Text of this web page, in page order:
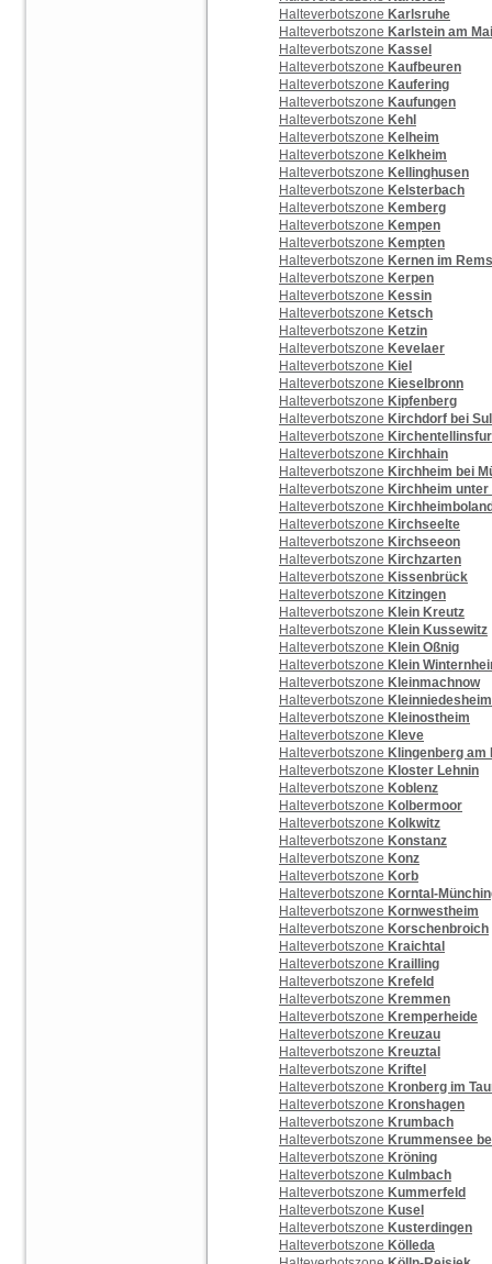
Halteverbotszone Karlsruhe
Halteverbotszone Karlstein am
Halteverbotszone Kassel
Halteverbotszone Kaufbeuren
Halteverbotszone Kaufering
Halteverbotszone Kaufungen
Halteverbotszone Kehl
Halteverbotszone Kelheim
Halteverbotszone Kelkheim
Halteverbotszone Kellinghusen
Halteverbotszone Kelsterbach
Halteverbotszone Kemberg
Halteverbotszone Kempen
Halteverbotszone Kempten
Halteverbotszone Kernen im
Halteverbotszone Kerpen
Halteverbotszone Kessin
Halteverbotszone Ketsch
Halteverbotszone Ketzin
Halteverbotszone Kevelaer
Halteverbotszone Kiel
Halteverbotszone Kieselbronn
Halteverbotszone Kipfenberg
Halteverbotszone Kirchdorf bei
Halteverbotszone
Halteverbotszone Kirchhain
Halteverbotszone Kirchheim bei
Halteverbotszone Kirchheim unter
Halteverbotszone
Halteverbotszone Kirchseelte
Halteverbotszone Kirchseeon
Halteverbotszone Kirchzarten
Halteverbotszone Kissenbrück
Halteverbotszone Kitzingen
Halteverbotszone Klein Kreutz
Halteverbotszone Klein Kussewitz
Halteverbotszone Klein Oßnig
Halteverbotszone Klein
Halteverbotszone Kleinmachnow
Halteverbotszone Kleinniedesheim
Halteverbotszone Kleinostheim
Halteverbotszone Kleve
Halteverbotszone Klingenberg am
Halteverbotszone Kloster Lehnin
Halteverbotszone Koblenz
Halteverbotszone Kolbermoor
Halteverbotszone Kolkwitz
Halteverbotszone Konstanz
Halteverbotszone Konz
Halteverbotszone Korb
Halteverbotszone Korntal-
Halteverbotszone Kornwestheim
Halteverbotszone Korschenbroich
Halteverbotszone Kraichtal
Halteverbotszone Krailling
Halteverbotszone Krefeld
Halteverbotszone Kremmen
Halteverbotszone Kremperheide
Halteverbotszone Kreuzau
Halteverbotszone Kreuztal
Halteverbotszone Kriftel
Halteverbotszone Kronberg im
Halteverbotszone Kronshagen
Halteverbotszone Krumbach
Halteverbotszone Krummensee
Halteverbotszone Kröning
Halteverbotszone Kulmbach
Halteverbotszone Kummerfeld
Halteverbotszone Kusel
Halteverbotszone Kusterdingen
Halteverbotszone Kölleda